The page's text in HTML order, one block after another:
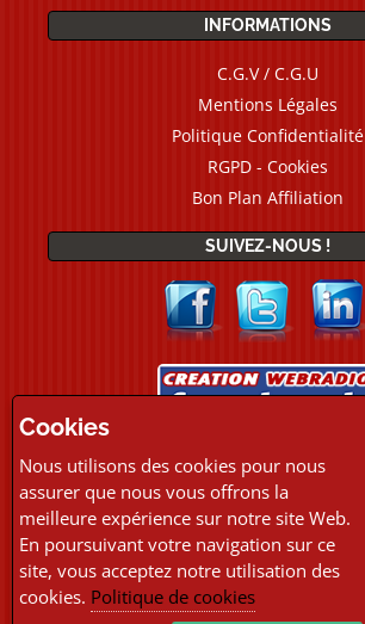
INFORMATIONS
C.G.V / C.G.U
Mentions Légales
Politique Confidentialité
RGPD - Cookies
Bon Plan Affiliation
SUIVEZ-NOUS !
PAIEMENTS
Cookies
Nous utilisons des cookies pour nous
assurer que nous vous offrons la
meilleure expérience sur notre site Web.
En poursuivant votre navigation sur ce
site, vous acceptez notre utilisation des
cookies. Politique de cookies